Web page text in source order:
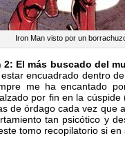
Iron Man visto por un
2: El más buscado del
encuadrado dentro
me ha encantado
alzado por fin en la
de órdago cada vez que
tan psicótico y
tomo recopilatorio si